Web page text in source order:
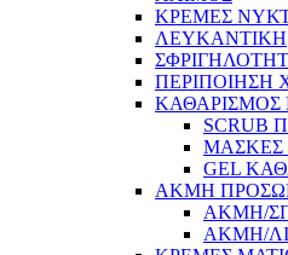
ΚΡΕΜΕΣ
ΛΕΥΚΑΝΤΙΚΗ
ΠΕΡΙΠΟΙΗΣΗ
SCRUB
ΜΑΣΚΕΣ
GEL
ΑΚΜΗ
ΑΚΜΗ/
ΑΚΜΗ/